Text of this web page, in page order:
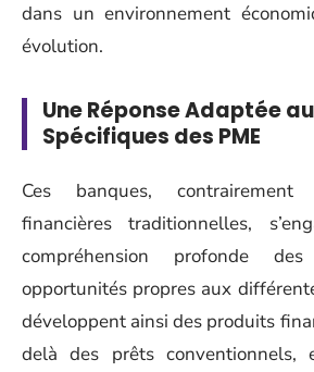
dans un environnement
évolution.
Une Réponse Adaptée
Spécifiques des PME
Ces banques,
financières traditionnelles,
compréhension profonde
opportunités propres aux
développent ainsi des produits
delà des prêts conventionnels,